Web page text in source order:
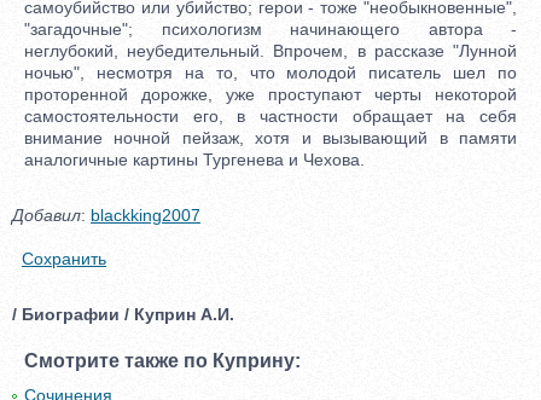
Добавил: blackking2007
Сохранить
/ Биографии / Куприн А.И.
Смотрите также по Куприну:
Сочинения